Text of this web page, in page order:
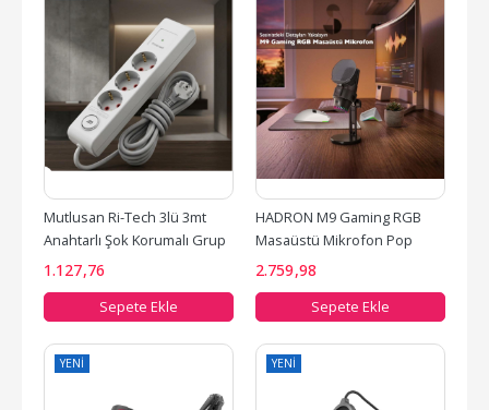
Mutlusan Ri-Tech 3lü 3mt
Anahtarlı Şok Korumalı Grup
Priz (001 175...
1.127,76
Sepete Ekle
HADRON M9 Gaming RGB
Masaüstü Mikrofon Pop
Filtreli Type-C 48kHz 16Bit...
2.759,98
Sepete Ekle
YENI YENI